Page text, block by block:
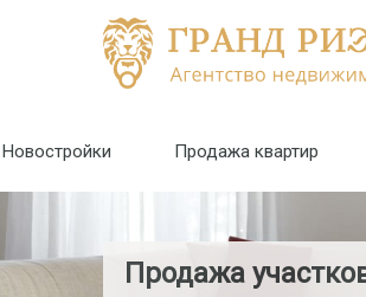
Новостройки Продажа квартир
Продажа